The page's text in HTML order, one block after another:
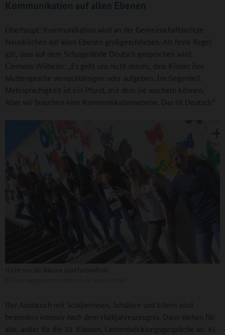
Kommunikation auf allen Ebenen
Überhaupt: Kommunikation wird an der Gemeinschaftsschule
Neunkirchen auf allen Ebenen großgeschrieben. Als feste Regel
gilt, dass auf dem Schulgelände Deutsch gesprochen wird.
Clemens Wilhelm: „Es geht uns nicht darum, dass Kinder ihre
Muttersprache vernachlässigen oder aufgeben. Im Gegenteil.
Mehrsprachigkeit ist ein Pfund, mit dem sie wuchern können.
Aber wir brauchen eine Kommunikationsebene. Das ist Deutsch.“
Der Austausch mit Schülerinnen, Schülern und Eltern wird
besonders intensiv nach dem Halbjahreszeugnis. Dann stehen für
alle, außer für die 10. Klassen, Lernentwicklungsgespräche an. 45